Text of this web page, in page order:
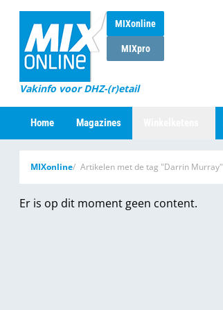
MIXonline
MIXpro
Vakinfo voor DHZ-(r)etail
Home Magazines
MIXonline Artikelen met de tag "Darrin Murray"
Er is op dit moment geen content.